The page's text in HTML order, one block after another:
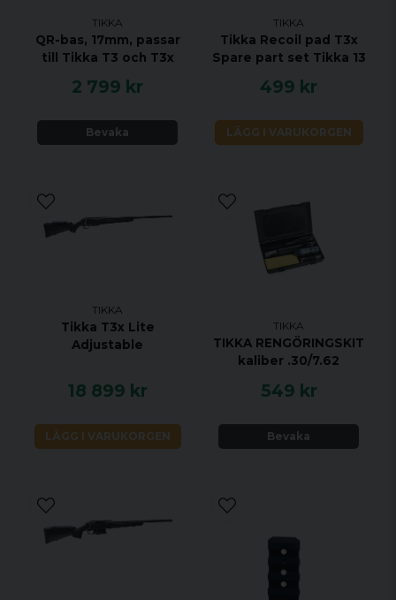
TIKKA
QR-bas, 17mm, passar
till Tikka T3 och T3x
2 799 kr
Bevaka
TIKKA
Tikka Recoil pad T3x
Spare part set Tikka 13
499 kr
LÄGG I VARUKORGEN
TIKKA
Tikka T3x Lite
Adjustable
18 899 kr
LÄGG I VARUKORGEN
TIKKA
TIKKA RENGÖRINGSKIT
kaliber .30/7.62
549 kr
Bevaka
HANDENHET HÖGER
VIKT 2,9 KG
TOTAL LÄNGD 1082 MM
VRIDNINGSHASTIGHET 1:11"
MATERIAL ROSTFRITT STÅL
STOCK MATERIAL SYNTET
JUSTERBAR KOLVKAM NEJ
ÖPPNA RIKTMEDEL NEJ
RÄFFLAD PIPA NEJ
Legendarisk noggrannhet sedan 1918
med tillbehör
T3x är verktyg med en elegant och ren
design för att säkerställa intuitiv
Säkerhet ger säkerhet, tvålägessäkerhet,